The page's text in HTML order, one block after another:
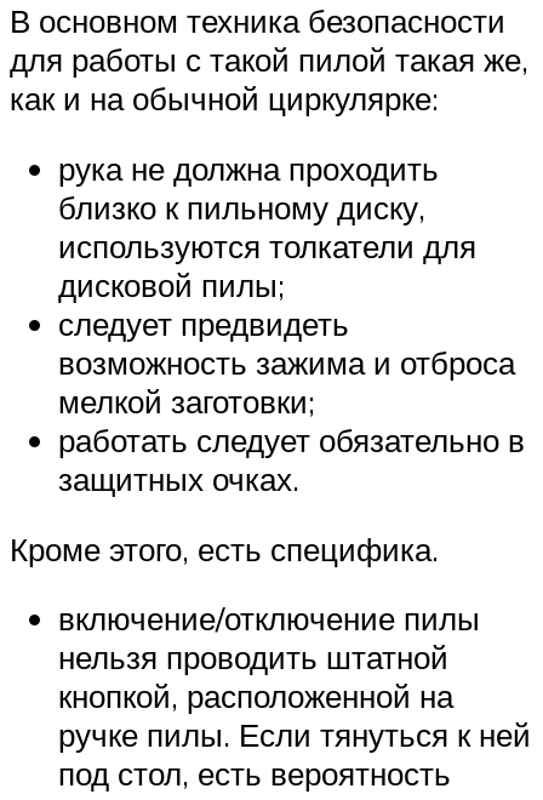
В основном техника безопасности
для работы с такой пилой такая же,
как и на обычной циркулярке:
рука не должна проходить
близко к пильному диску,
используются толкатели для
дисковой пилы;
следует предвидеть
возможность зажима и отброса
мелкой заготовки;
работать следует обязательно в
защитных очках.
Кроме этого, есть специфика.
включение/отключение пилы
нельзя проводить штатной
кнопкой, расположенной на
ручке пилы. Если тянуться к ней
под стол, есть вероятность